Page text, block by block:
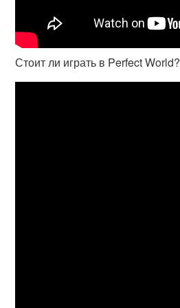
Стоит ли играть в Perfect World?